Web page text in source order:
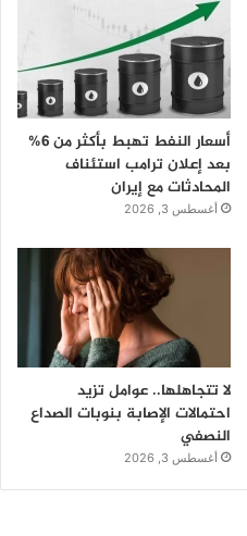
أسعار النفط تهبط بأكثر من 6%
بعد إعلان ترامب استئناف
المحادثات مع إيران
أغسطس 3, 2026
لا تتجاهلها.. عوامل تزيد
احتمالات الإصابة بنوبات الصداع
النصفي
أغسطس 3, 2026